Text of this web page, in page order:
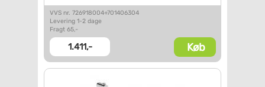
VVS nr. 726918004+701406304
Levering 1-2 dage
Fragt 65,-
1.411,- Køb